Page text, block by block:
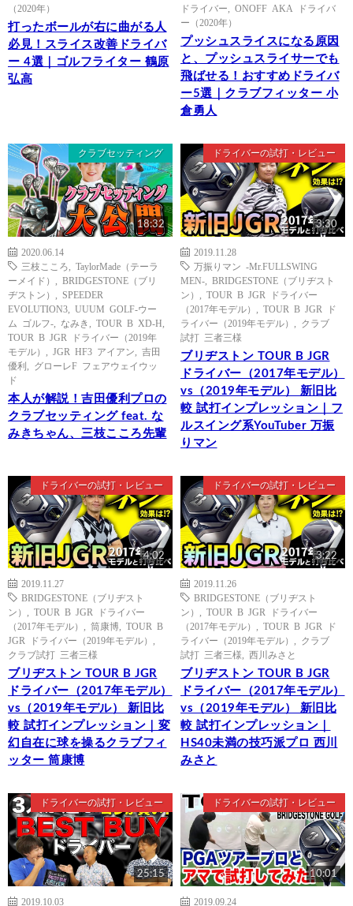
（2020年）
打ったボールが右に曲がる人
必見！スライス改善ドライバ
ー 4選｜ゴルフライター 鶴原
弘高
ドライバー
ONOFF AKA ドライバ
ー（2020年）
プッシュスライスになる原因
と、プッシュスライサーでも
飛ばせる！おすすめドライバ
ー5選｜クラブフィッター 小
倉勇人
クラブセッティング
18:32
2020.06.14
三枝こころ
TaylorMade（テーラ
ーメイド）
BRIDGESTONE（ブリ
ヂストン）
SPEEDER
EVOLUTION3
UUUM GOLF-ウー
ム ゴルフ-
なみき TOUR B XD-H
TOUR B JGR ドライバー（2019年
モデル）
JGR HF3 アイアン
吉田
優利
グローレF フェアウェイウッ
ド
本人が解説！吉田優利プロの
クラブセッティング feat. な
みきちゃん、三枝こころ先輩
ドライバーの試打・レビュー
3:30
2019.11.28
万振りマン -Mr.FULLSWING
MEN-
BRIDGESTONE（ブリヂスト
ン）
TOUR B JGR ドライバー
（2017年モデル）
TOUR B JGR ド
ライバー（2019年モデル）
クラブ
試打 三者三様
ブリヂストン TOUR B JGR
ドライバー（2017年モデル）
vs（2019年モデル） 新旧比
較 試打インプレッション｜フ
ルスイング系YouTuber 万振
りマン
ドライバーの試打・レビュー
4:02
2019.11.27
BRIDGESTONE（ブリヂスト
ン）
TOUR B JGR ドライバー
（2017年モデル）
筒康博
TOUR B
JGR ドライバー（2019年モデル）
クラブ試打 三者三様
ブリヂストン TOUR B JGR
ドライバー（2017年モデル）
vs（2019年モデル） 新旧比
較 試打インプレッション｜変
幻自在に球を操るクラブフィ
ッター 筒康博
ドライバーの試打・レビュー
3:22
2019.11.26
BRIDGESTONE（ブリヂスト
ン）
TOUR B JGR ドライバー
（2017年モデル）
TOUR B JGR ド
ライバー（2019年モデル）
クラブ
試打 三者三様
西川みさと
ブリヂストン TOUR B JGR
ドライバー（2017年モデル）
vs（2019年モデル） 新旧比
較 試打インプレッション｜
HS40未満の技巧派プロ 西川
みさと
ドライバーの試打・レビュー
25:15
2019.10.03
ドライバーの試打・レビュー
10:01
2019.09.24